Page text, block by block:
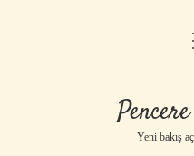
Yeni bakış